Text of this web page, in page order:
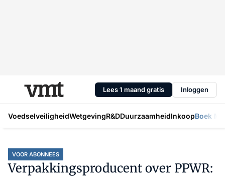
Lees 1 maand gratis Inloggen
VoedselveiligheidWetgevingR&DDuurzaamheidInkoopBoek
VOOR ABONNEES
Verpakkingsproducent over PPWR: